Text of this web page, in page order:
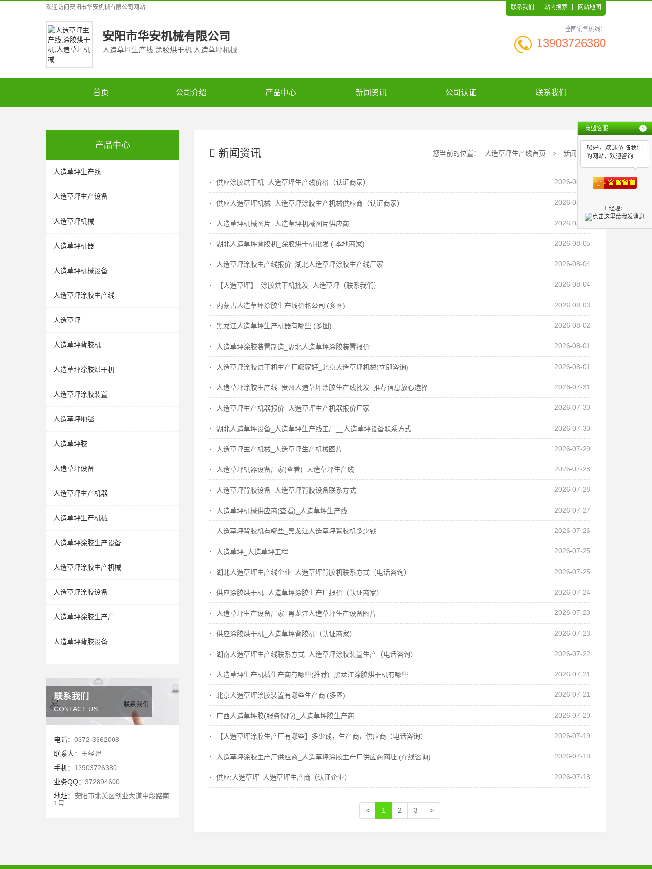
欢迎访问 安阳市华安机械有限公司 网站 联系我们 站内搜索 网站地图
安阳市华安机械有限公司
人造草坪生产线 涂胶烘干机 人造草坪机械
全国销售热线：
13903726380
首页 公司介绍 产品中心 新闻资讯 公司认证 联系我们
产品中心
人造草坪生产线
人造草坪生产设备
人造草坪机械
人造草坪机器
人造草坪机械设备
人造草坪涂胶生产线
人造草坪
人造草坪背胶机
人造草坪涂胶烘干机
人造草坪涂胶装置
人造草坪地毯
人造草坪胶
人造草坪设备
人造草坪生产机器
人造草坪生产机械
人造草坪涂胶生产设备
人造草坪涂胶生产机械
人造草坪涂胶设备
人造草坪涂胶生产厂
人造草坪背胶设备
联系我们
CONTACT US
电话： 0372-3662008
联系人： 王经理
手机： 13903726380
业务QQ： 372894600
地址： 安阳市北关区创业大道中段路南
1号
新闻资讯 您当前的位置： 人造草坪生产线首页 > 新闻资讯
供应涂胶烘干机_人造草坪生产线价格（认证商家） 2026-08-07
供应人造草坪机械_人造草坪涂胶生产机械供应商（认证商家） 2026-08-06
人造草坪机械图片_人造草坪机械图片供应商 2026-08-06
湖北人造草坪背胶机_涂胶烘干机批发 ( 本地商家) 2026-08-05
人造草坪涂胶生产线报价_湖北人造草坪涂胶生产线厂家 2026-08-04
【人造草坪】_涂胶烘干机批发_人造草坪（联系我们） 2026-08-04
内蒙古人造草坪涂胶生产线价格公司 (多图) 2026-08-03
黑龙江人造草坪生产机器有哪些 (多图) 2026-08-02
人造草坪涂胶装置制造_湖北人造草坪涂胶装置报价 2026-08-01
人造草坪涂胶烘干机生产厂哪家好_北京人造草坪机械(立即咨询) 2026-08-01
人造草坪涂胶生产线_贵州人造草坪涂胶生产线批发_推荐信息放心选择 2026-07-31
人造草坪生产机器报价_人造草坪生产机器报价厂家 2026-07-30
湖北人造草坪设备_人造草坪生产线工厂__人造草坪设备联系方式 2026-07-30
人造草坪生产机械_人造草坪生产机械图片 2026-07-29
人造草坪机器设备厂家(查看)_人造草坪生产线 2026-07-28
人造草坪背胶设备_人造草坪背胶设备联系方式 2026-07-28
人造草坪机械供应商(查看)_人造草坪生产线 2026-07-27
人造草坪背胶机有哪些_黑龙江人造草坪背胶机多少钱 2026-07-26
人造草坪_人造草坪工程 2026-07-25
湖北人造草坪生产线企业_人造草坪背胶机联系方式（电话咨询） 2026-07-25
供应涂胶烘干机_人造草坪涂胶生产厂报价（认证商家） 2026-07-24
人造草坪生产设备厂家_黑龙江人造草坪生产设备图片 2026-07-23
供应涂胶烘干机_人造草坪背胶机（认证商家） 2026-07-23
湖南人造草坪生产线联系方式_人造草坪涂胶装置生产（电话咨询） 2026-07-22
人造草坪生产机械生产商有哪些(推荐)_黑龙江涂胶烘干机有哪些 2026-07-21
北京人造草坪涂胶装置有哪些生产商 (多图) 2026-07-21
广西人造草坪胶(服务保障)_人造草坪胶生产商 2026-07-20
【人造草坪涂胶生产厂有哪些】多少钱，生产商，供应商（电话咨询） 2026-07-19
人造草坪涂胶生产厂供应商_人造草坪涂胶生产厂供应商网址 (在线咨询) 2026-07-18
供应:人造草坪_人造草坪生产商（认证企业） 2026-07-18
< 1 2 3 >
商盟客服 >
您好，欢迎莅临我们
的网站，欢迎咨询...
王经理：